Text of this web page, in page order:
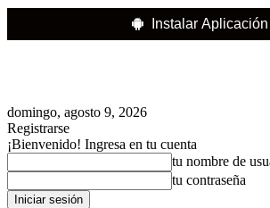
Instalar Aplicación
domingo, agosto 9, 2026
Registrarse
¡Bienvenido! Ingresa en tu cuenta
tu nombre de
tu contraseña